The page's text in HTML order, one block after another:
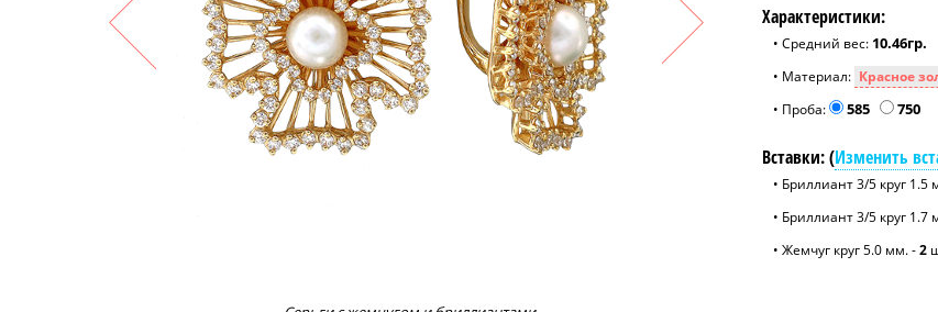
Характеристики:
• Средний вес: 10.46гр.
• Материал:
• Проба:
585 750
Вставки: (Изменить
• Бриллиант 3/5 круг 1.5
• Бриллиант 3/5 круг 1.7
• Жемчуг круг 5.0 мм. -2